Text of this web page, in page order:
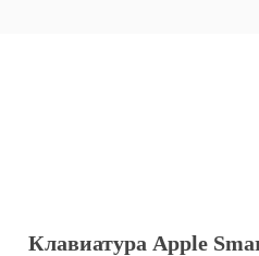
Клавиатура Apple